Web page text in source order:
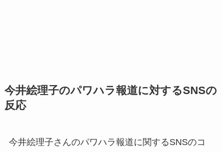
今井絵理子のパワハラ報道に対するSNSの
反応
今井絵理子さんのパワハラ報道に関するSNSのコ